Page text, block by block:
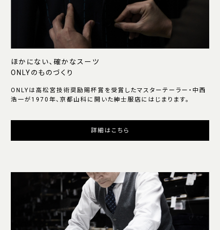
ほかにない、確かなスーツ
ONLYのものづくり
ONLYは高松宮技術奨励賜杯賞を受賞したマスターテーラー・中西
浩一が1970年、京都山科に開いた紳士服店にはじまります。
詳細はこちら